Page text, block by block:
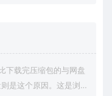
下载完压缩包的与网盘
是这个原因。这是浏